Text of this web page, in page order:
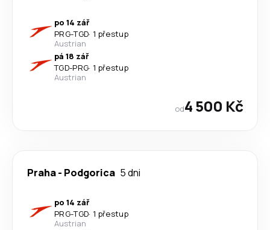
po 14 zář
PRG-TGD· 1 přestup
Austrian
pá 18 zář
TGD-PRG· 1 přestup
Austrian
od4 500 Kč
Praha- Podgorica 5 dni
po 14 zář
PRG-TGD· 1 přestup
Austrian